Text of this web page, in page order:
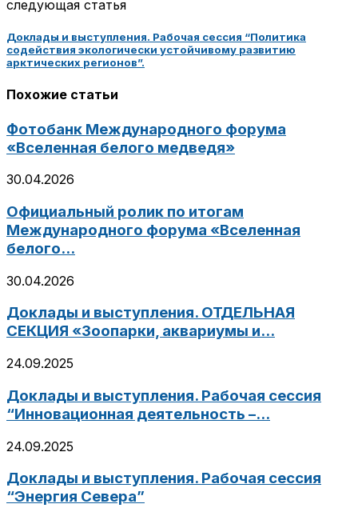
следующая статья
Доклады и выступления. Рабочая сессия “Политика
содействия экологически устойчивому развитию
арктических регионов”.
Похожие статьи
Фотобанк Международного форума
«Вселенная белого медведя»
30.04.2026
Официальный ролик по итогам
Международного форума «Вселенная
белого...
30.04.2026
Доклады и выступления. ОТДЕЛЬНАЯ
СЕКЦИЯ «Зоопарки, аквариумы и...
24.09.2025
Доклады и выступления. Рабочая сессия
“Инновационная деятельность –...
24.09.2025
Доклады и выступления. Рабочая сессия
“Энергия Севера”